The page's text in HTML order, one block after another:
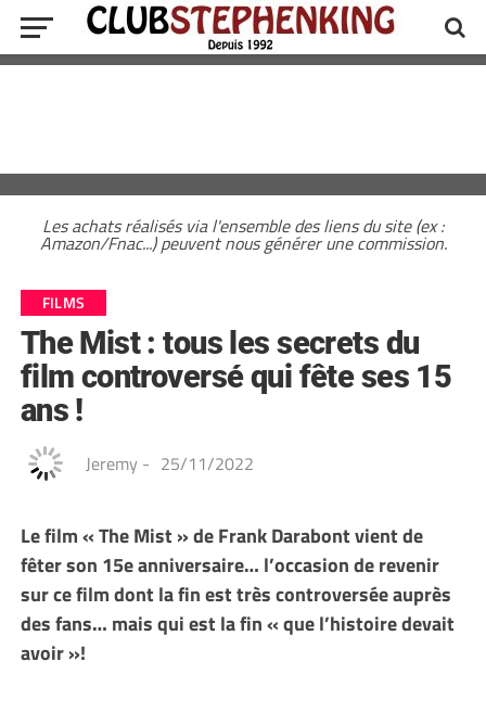
Les achats réalisés via l'ensemble des liens du site (ex :
Amazon/Fnac...) peuvent nous générer une commission.
FILMS
The Mist : tous les secrets du
film controversé qui fête ses 15
ans !
Jeremy - 25/11/2022
Le film « The Mist » de Frank Darabont vient de
fêter son 15e anniversaire… l’occasion de revenir
sur ce film dont la fin est très controversée auprès
des fans… mais qui est la fin « que l’histoire devait
avoir »!